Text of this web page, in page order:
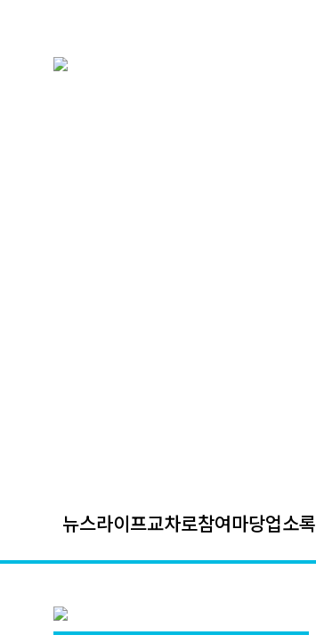
뉴스라이프교차로참여마당업소록